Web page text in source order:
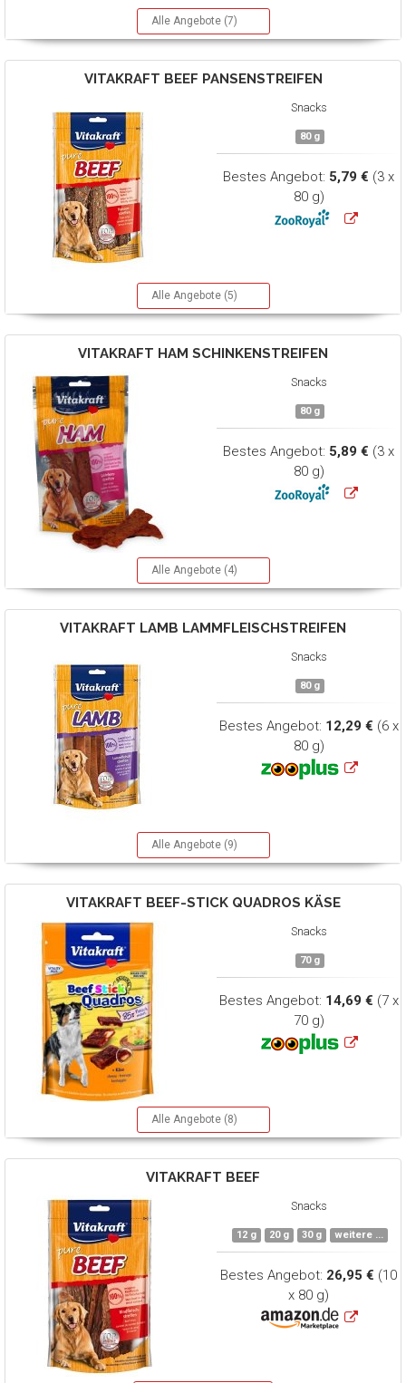
Alle Angebote (7)
VITAKRAFT BEEF PANSENSTREIFEN
Snacks
80 g
Bestes Angebot: 5,79 € (3 x
80 g)
Alle Angebote (5)
VITAKRAFT HAM SCHINKENSTREIFEN
Snacks
80 g
Bestes Angebot: 5,89 € (3 x
80 g)
Alle Angebote (4)
VITAKRAFT LAMB LAMMFLEISCHSTREIFEN
Snacks
80 g
Bestes Angebot: 12,29 € (6 x
80 g)
Alle Angebote (9)
VITAKRAFT BEEF-STICK QUADROS KÄSE
Snacks
70 g
Bestes Angebot: 14,69 € (7 x
70 g)
Alle Angebote (8)
VITAKRAFT BEEF
Snacks
12 g 20 g 30 g weitere ...
Bestes Angebot: 26,95 € (10
x 80 g)